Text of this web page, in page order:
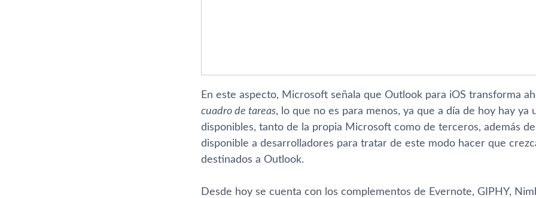
En este aspecto, Microsoft señala que Outlook para iOS transforma
cuadro de tareas, lo que no es para menos, ya que a dí­a de hoy hay ya
disponibles, tanto de la propia Microsoft como de terceros, además
disponible a desarrolladores para tratar de este modo hacer que
destinados a Outlook.
Desde hoy se cuenta con los complementos de Evernote, GIPHY,